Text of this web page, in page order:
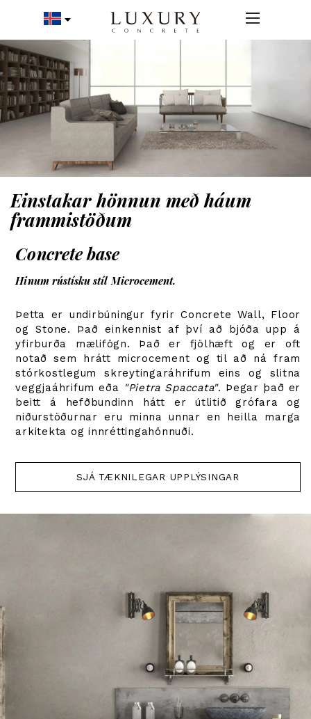
Einstakar hönnun með háum
frammistöðum
Concrete base
Hinum rústísku stíl Microcement.
Þetta er undirbúningur fyrir Concrete Wall, Floor
og Stone. Það einkennist af því að bjóða upp á
yfirburða mælifögn. Það er fjölhæft og er oft
notað sem hrátt microcement og til að ná fram
stórkostlegum skreytingaráhrifum eins og slitna
veggjaáhrifum eða
"Pietra Spaccata". Þegar það er
beitt á hefðbundinn hátt er útlitið grófara og
niðurstöðurnar eru minna unnar en heilla marga
arkitekta og innréttingahönnuði.
SJÁ TÆKNILEGAR UPPLÝSINGAR